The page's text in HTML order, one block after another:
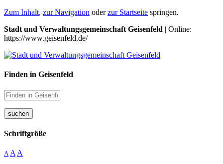
Zum Inhalt, zur Navigation oderzur Startseite springen.
Stadt und Verwaltungsgemeinschaft Geisenfeld | Online:
https://www.geisenfeld.de/
Finden in Geisenfeld
suchen
Schriftgröße
A A A